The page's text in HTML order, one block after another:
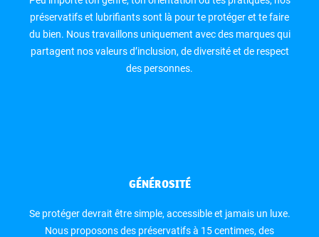
préservatifs et lubrifiants sont là pour te protéger et te faire
du bien. Nous travaillons uniquement avec des marques qui
partagent nos valeurs d’inclusion, de diversité et de respect
des personnes.
GÉNÉROSITÉ
Se protéger devrait être simple, accessible et jamais un luxe.
Nous proposons des préservatifs à 15 centimes, des